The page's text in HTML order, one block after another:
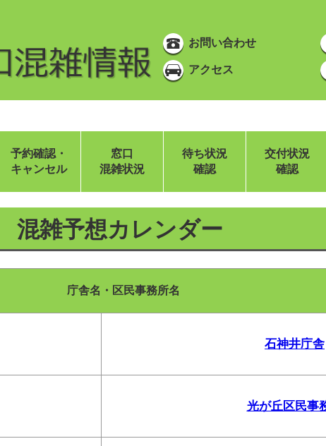
お問い合わせ
アクセス
予約確認・
キャンセル
窓口
混雑状況
待ち状況
確認
交付状況
確認
混雑予想カレンダー
庁舎名・区民事務所名
石神井庁舎
光が丘区民事